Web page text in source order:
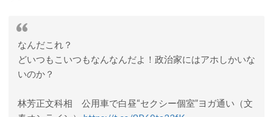
なんだこれ？
どいつもこいつもなんなんだよ！政治家にはアホしかいな
いのか？
林芳正文科相 公用車で白昼“セクシー個室”ヨガ通い（文